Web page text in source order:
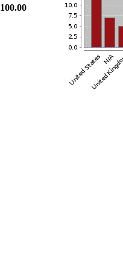
100.00